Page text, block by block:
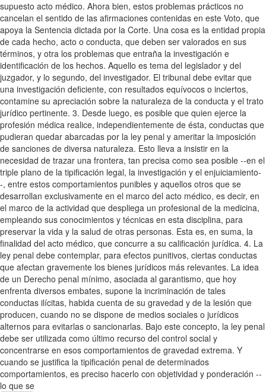
supuesto acto médico. Ahora bien, estos problemas prácticos no
cancelan el sentido de las afirmaciones contenidas en este Voto, que
apoya la Sentencia dictada por la Corte. Una cosa es la entidad propia
de cada hecho, acto o conducta, que deben ser valorados en sus
términos, y otra los problemas que entraña la investigación e
identificación de los hechos. Aquello es tema del legislador y del
juzgador, y lo segundo, del investigador. El tribunal debe evitar que
una investigación deficiente, con resultados equívocos o inciertos,
contamine su apreciación sobre la naturaleza de la conducta y el trato
jurídico pertinente. 3. Desde luego, es posible que quien ejerce la
profesión médica realice, independientemente de ésta, conductas que
pudieran quedar abarcadas por la ley penal y ameritar la imposición
de sanciones de diversa naturaleza. Esto lleva a insistir en la
necesidad de trazar una frontera, tan precisa como sea posible --en el
triple plano de la tipificación legal, la investigación y el enjuiciamiento-
-, entre estos comportamientos punibles y aquellos otros que se
desarrollan exclusivamente en el marco del acto médico, es decir, en
el marco de la actividad que despliega un profesional de la medicina,
empleando sus conocimientos y técnicas en esta disciplina, para
preservar la vida y la salud de otras personas. Esta es, en suma, la
finalidad del acto médico, que concurre a su calificación jurídica. 4. La
ley penal debe contemplar, para efectos punitivos, ciertas conductas
que afectan gravemente los bienes jurídicos más relevantes. La idea
de un Derecho penal mínimo, asociada al garantismo, que hoy
enfrenta diversos embates, supone la incriminación de tales
conductas ilícitas, habida cuenta de su gravedad y de la lesión que
producen, cuando no se dispone de medios sociales o jurídicos
alternos para evitarlas o sancionarlas. Bajo este concepto, la ley penal
debe ser utilizada como último recurso del control social y
concentrarse en esos comportamientos de gravedad extrema. Y
cuando se justifica la tipificación penal de determinados
comportamientos, es preciso hacerlo con objetividad y ponderación --
lo que se